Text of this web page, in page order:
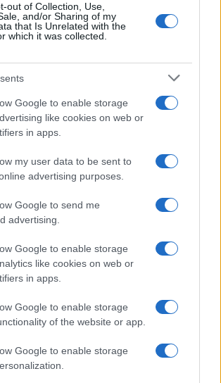
out of Collection, Use,
and/or Sharing of my
that Is Unrelated with the
which it was collected.
Google to enable storage
like cookies on web or
in apps.
my user data to be sent to
advertising purposes.
Google to send me
advertising.
Google to enable storage
like cookies on web or
in apps.
Google to enable storage
of the website or app.
Google to enable storage